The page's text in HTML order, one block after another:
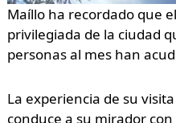
Maíllo ha recordado que
privilegiada de la ciudad
personas al mes han
La experiencia de su
conduce a su mirador